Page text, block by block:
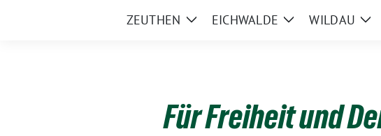
ZEUTHEN
ZeigeEICHWALDE
ZeigeWILDAU
Für Freiheit und